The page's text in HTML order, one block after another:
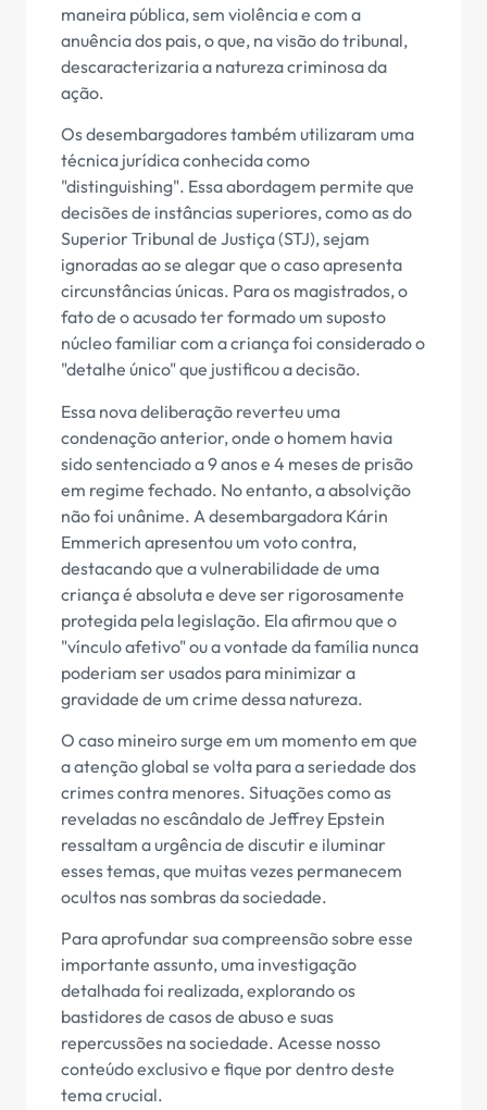
maneira pública, sem violência e com a
anuência dos pais, o que, na visão do tribunal,
descaracterizaria a natureza criminosa da
ação.
Os desembargadores também utilizaram uma
técnica jurídica conhecida como
"distinguishing". Essa abordagem permite que
decisões de instâncias superiores, como as do
Superior Tribunal de Justiça (STJ), sejam
ignoradas ao se alegar que o caso apresenta
circunstâncias únicas. Para os magistrados, o
fato de o acusado ter formado um suposto
núcleo familiar com a criança foi considerado o
"detalhe único" que justificou a decisão.
Essa nova deliberação reverteu uma
condenação anterior, onde o homem havia
sido sentenciado a 9 anos e 4 meses de prisão
em regime fechado. No entanto, a absolvição
não foi unânime. A desembargadora Kárin
Emmerich apresentou um voto contra,
destacando que a vulnerabilidade de uma
criança é absoluta e deve ser rigorosamente
protegida pela legislação. Ela afirmou que o
"vínculo afetivo" ou a vontade da família nunca
poderiam ser usados para minimizar a
gravidade de um crime dessa natureza.
O caso mineiro surge em um momento em que
a atenção global se volta para a seriedade dos
crimes contra menores. Situações como as
reveladas no escândalo de Jeffrey Epstein
ressaltam a urgência de discutir e iluminar
esses temas, que muitas vezes permanecem
ocultos nas sombras da sociedade.
Para aprofundar sua compreensão sobre esse
importante assunto, uma investigação
detalhada foi realizada, explorando os
bastidores de casos de abuso e suas
repercussões na sociedade. Acesse nosso
conteúdo exclusivo e fique por dentro deste
tema crucial.